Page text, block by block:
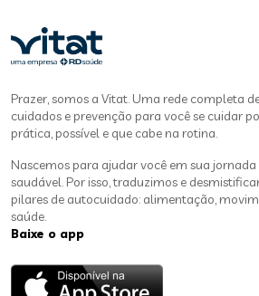
Prazer, somos a Vitat. Uma rede completa
cuidados e prevenção para você se cuidar
prática, possível e que cabe na rotina.
Nascemos para ajudar você em sua
saudável. Por isso, traduzimos e
pilares de autocuidado: alimentação,
saúde.
Baixe o app